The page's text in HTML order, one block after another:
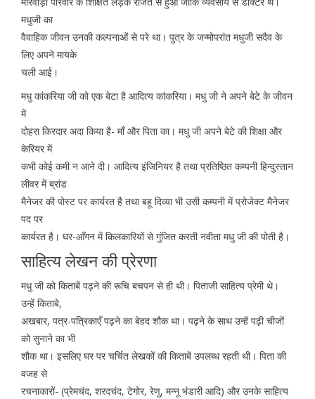
मधुजी का
वैवाहिक जीवन उनकी कल्पनाओं से परे था। पुत्र के जन्मोपरांत मधुजी सदैव के
लिए अपने मायके
चली आई।
मधु कांकरिया जी को एक बेटा है आदित्य कांकरिया। मधु जी ने अपने बेटे के जीवन
में
दोहरा किरदार अदा किया है- माँ और पिता का। मधु जी अपने बेटे की शिक्षा और
केरियर में
कभी कोई कमी न आने दी। आदित्य इंजिनियर है तथा प्रतिष्ठित कम्पनी हिन्दुस्तान
लीवर में ब्रांड
मैनेजर की पोस्ट पर कार्यरत है तथा बहू दिव्या भी उसी कम्पनी में प्रोजेक्ट मैनेजर
पद पर
कार्यरत है। घर-आँगन में किलकारियों से गुंजित करती नवीता मधु जी की पोती है।
साहित्य लेखन की प्रेरणा
मधु जी को किताबें पढ़ने की रूचि बचपन से ही थी। पिताजी साहित्य प्रेमी थे।
उन्हें किताबे,
अखबार, पत्र-पत्रिकाएँ पढ़ने का बेहद शौक था। पढ़ने के साथ उन्हें पढ़ी चीजों
को सुनाने का भी
शौक था। इसलिए घर पर चर्चित लेखकों की किताबें उपलब्ध रहती थी। पिता की
वजह से
रचनाकारों- (प्रेमचंद, शरदचंद, टेगोर, रेणु, मन्नू भंडारी आदि) और उनके साहित्य